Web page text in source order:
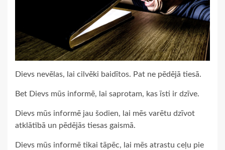
Dievs nevēlas, lai cilvēki baidītos. Pat ne pēdējā tiesā.
Bet Dievs mūs informē, lai saprotam, kas īsti ir dzīve.
Dievs mūs informē jau šodien, lai mēs varētu dzīvot
atklātībā un pēdējās tiesas gaismā.
Dievs mūs informē tikai tāpēc, lai mēs atrastu ceļu pie